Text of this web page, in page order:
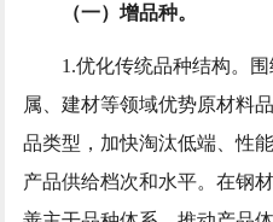
（一）增品种。
1.优化传统品种结构。
属、建材等领域优势原材料
品类型，加快淘汰低端、性
产品供给档次和水平。在钢